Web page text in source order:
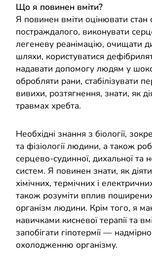
Що я повинен вміти?
Я повинен вміти оцінювати стан
постраждалого, виконувати
легеневу реанімацію, очищати
шляхи, користуватися
надавати допомогу людям у
обробляти рани, стабілізувати
вивихи, розтягнення, знати, як
травмах хребта.
Необхідні знання з біології,
та фізіології людини, а також
серцево-судинної, дихальної та
систем. Я повинен знати, як
хімічних, термічних і
також розуміти вплив
організм людини. Крім того, я
навичками кисневої терапії та
запобігати гіпотермії —
охолодженню організму.